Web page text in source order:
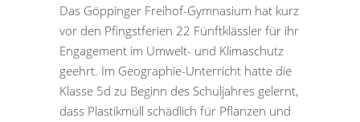
Das Göppinger Freihof-Gymnasium hat kurz
vor den Pfingstferien 22 Fünftklässler für ihr
Engagement im Umwelt- und Klimaschutz
geehrt. Im Geographie-Unterricht hatte die
Klasse 5d zu Beginn des Schuljahres gelernt,
dass Plastikmüll schädlich für Pflanzen und